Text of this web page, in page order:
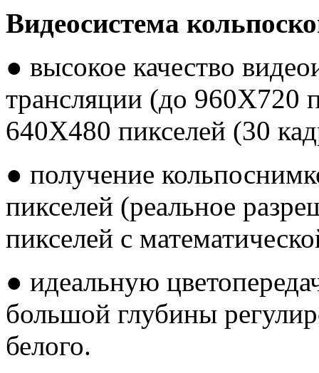
Видеосистема
● высокое качество
трансляции (до 960Х720
640Х480 пикселей (30
● получение
пикселей (реальное
пикселей с
● идеальную
большой глубины
белого.